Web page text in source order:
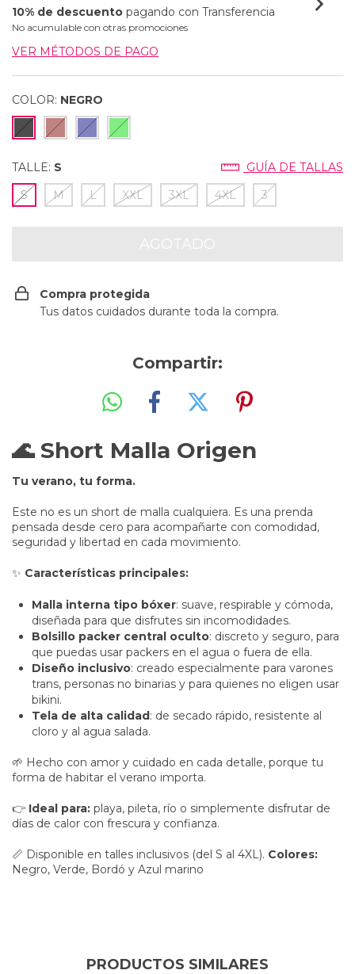
10% de descuento pagando con Transferencia
No acumulable con otras promociones
VER MÉTODOS DE PAGO
COLOR: NEGRO
TALLE: S
GUÍA DE TALLAS
S
M L XXL 3XL 4XL 3
Compra protegida
Tus datos cuidados durante toda la compra.
Compartir:
🌊Short Malla Origen
Tu verano, tu forma.
Este no es un short de malla cualquiera. Es una prenda
pensada desde cero para acompañarte con comodidad,
seguridad y libertad en cada movimiento.
✨ Características principales:
Malla interna tipo bóxer: suave, respirable y cómoda,
diseñada para que disfrutes sin incomodidades.
Bolsillo packer central oculto: discreto y seguro, para
que puedas usar packers en el agua o fuera de ella.
Diseño inclusivo: creado especialmente para varones
trans, personas no binarias y para quienes no eligen usar
bikini.
Tela de alta calidad: de secado rápido, resistente al
cloro y al agua salada.
🌱 Hecho con amor y cuidado en cada detalle, porque tu
forma de habitar el verano importa.
👉 Ideal para: playa, pileta, río o simplemente disfrutar de
días de calor con frescura y confianza.
📏 Disponible en talles inclusivos (del S al 4XL). Colores:
Negro, Verde, Bordó y Azul marino
PRODUCTOS SIMILARES